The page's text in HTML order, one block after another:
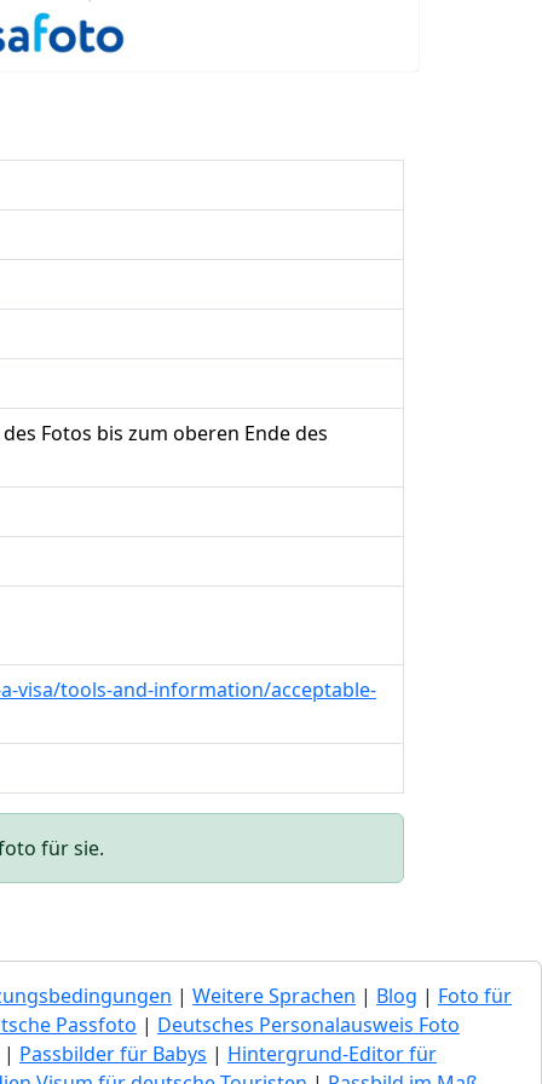
Fotos bis zum oberen Ende des
visa/tools-and-information/acceptable-
für sie.
| Weitere Sprachen | Blog | Foto für
Passfoto | Deutsches Personalausweis Foto
| Passbilder für Babys | Hintergrund-Editor für